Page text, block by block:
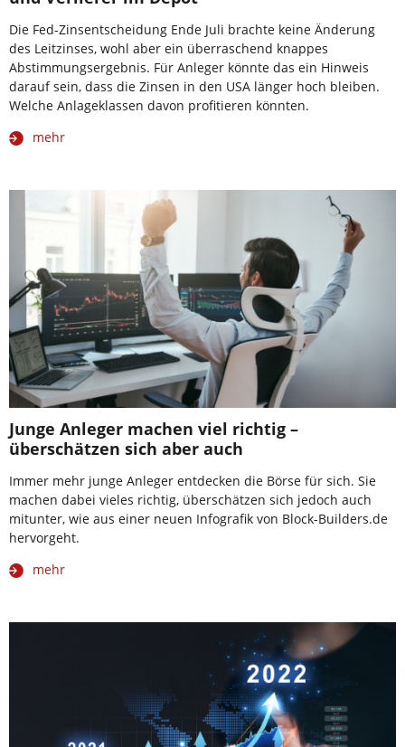
Die Fed-Zinsentscheidung Ende Juli brachte keine Änderung
des Leitzinses, wohl aber ein überraschend knappes
Abstimmungsergebnis. Für Anleger könnte das ein Hinweis
darauf sein, dass die Zinsen in den USA länger hoch bleiben.
Welche Anlageklassen davon profitieren könnten.
mehr
Junge Anleger machen viel richtig –
überschätzen sich aber auch
Immer mehr junge Anleger entdecken die Börse für sich. Sie
machen dabei vieles richtig, überschätzen sich jedoch auch
mitunter, wie aus einer neuen Infografik von Block-Builders.de
hervorgeht.
mehr